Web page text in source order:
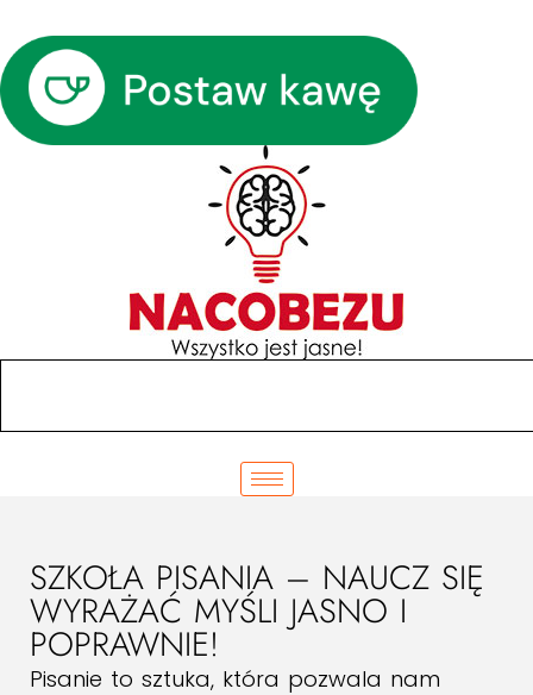
SZKOŁA PISANIA – NAUCZ SIĘ
WYRAŻAĆ MYŚLI JASNO I
POPRAWNIE!
Pisanie to sztuka, która pozwala nam